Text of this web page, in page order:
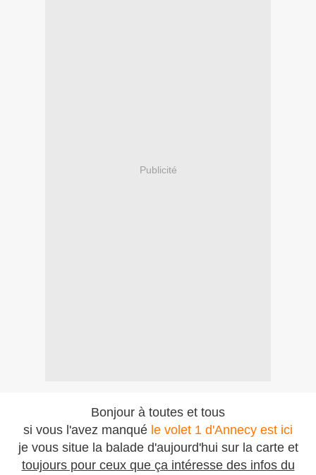
Publicité
Bonjour à toutes et tous
si vous l'avez manqué le volet 1 d'Annecy est ici
je vous situe la balade d'aujourd'hui sur la carte et
toujours pour ceux que ça intéresse des infos du